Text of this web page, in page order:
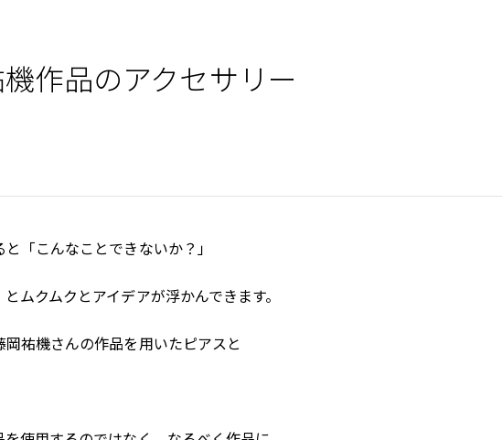
作品のアクセサリー
「こんなことできないか？」
ムクムクとアイデアが浮かんできます。
祐機さんの作品を用いたピアスと